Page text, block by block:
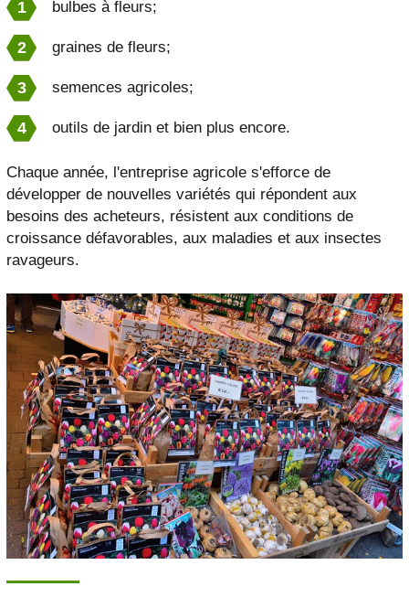
bulbes à fleurs;
graines de fleurs;
semences agricoles;
outils de jardin et bien plus encore.
Chaque année, l'entreprise agricole s'efforce de
développer de nouvelles variétés qui répondent aux
besoins des acheteurs, résistent aux conditions de
croissance défavorables, aux maladies et aux insectes
ravageurs.